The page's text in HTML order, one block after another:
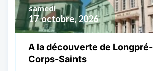
17 octobre, 2026
samedi
A la découverte de
Corps-Saints